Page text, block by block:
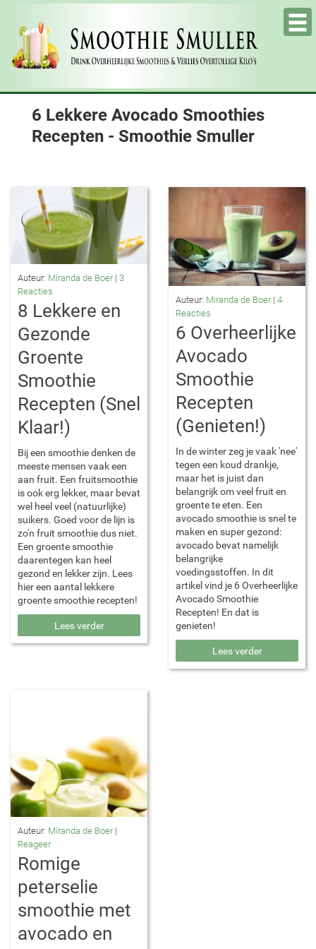
6 Lekkere Avocado Smoothies
Recepten - Smoothie Smuller
Auteur: Miranda de Boer| 3
Reacties
8 Lekkere en
Gezonde
Groente
Smoothie
Recepten (Snel
Klaar!)
Bij een smoothie denken de
meeste mensen vaak een
aan fruit. Een fruitsmoothie
is ook erg lekker, maar bevat
wel heel veel (natuurlijke)
suikers. Goed voor de lijn is
zo'n fruit smoothie dus niet.
Een groente smoothie
daarentegen kan heel
gezond en lekker zijn. Lees
hier een aantal lekkere
groente smoothie recepten!
Lees verder
Auteur: Miranda de Boer| 4
Reacties
6 Overheerlijke
Avocado
Smoothie
Recepten
(Genieten!)
In de winter zeg je vaak 'nee'
tegen een koud drankje,
maar het is juist dan
belangrijk om veel fruit en
groente te eten. Een
avocado smoothie is snel te
maken en super gezond:
avocado bevat namelijk
belangrijke
voedingsstoffen. In dit
artikel vind je 6 Overheerlijke
Avocado Smoothie
Recepten! En dat is
genieten!
Lees verder
Auteur: Miranda de Boer|
Reageer
Romige
peterselie
smoothie met
avocado en